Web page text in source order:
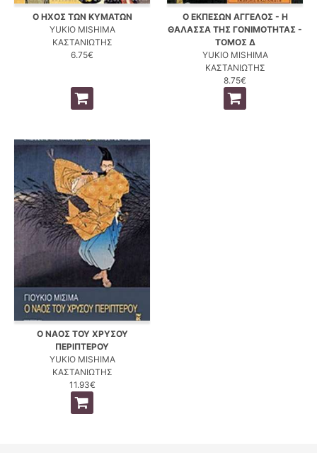
Ο ΗΧΟΣ ΤΩΝ ΚΥΜΑΤΩΝ
YUKIO MISHIMA
ΚΑΣΤΑΝΙΩΤΗΣ
6.75€
Ο ΕΚΠΕΣΩΝ ΑΓΓΕΛΟΣ - Η
ΘΑΛΑΣΣΑ ΤΗΣ ΓΟΝΙΜΟΤΗΤΑΣ -
ΤΟΜΟΣ Δ
YUKIO MISHIMA
ΚΑΣΤΑΝΙΩΤΗΣ
8.75€
Ο ΝΑΟΣ ΤΟΥ ΧΡΥΣΟΥ
ΠΕΡΙΠΤΕΡΟΥ
YUKIO MISHIMA
ΚΑΣΤΑΝΙΩΤΗΣ
11.93€